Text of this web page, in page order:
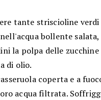
tante striscioline verdi
bollente
la polpa delle
di olio.
coperta e a
acqua filtrata.